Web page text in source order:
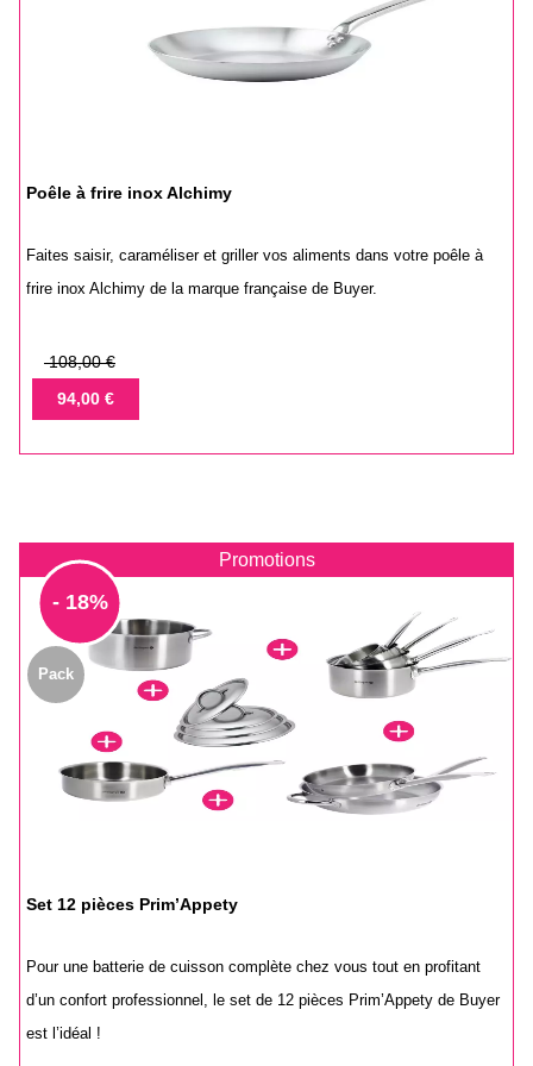
Poêle à frire inox Alchimy
Faites saisir, caraméliser et griller vos aliments dans votre poêle à
frire inox Alchimy de la marque française de Buyer.
Prix
base
108,00 €
Prix94,00 €
Promotions
- 18%
Set 12 pièces Prim’Appety
Pour une batterie de cuisson complète chez vous tout en profitant
d’un confort professionnel, le set de 12 pièces Prim’Appety de Buyer
est l’idéal !
Pack